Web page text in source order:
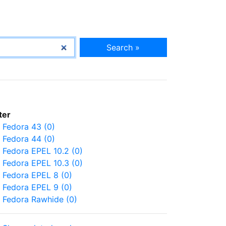
Search »
Fedora 43 (0)
Fedora 44 (0)
Fedora EPEL 10.2 (0)
Fedora EPEL 10.3 (0)
Fedora EPEL 8 (0)
Fedora EPEL 9 (0)
Fedora Rawhide (0)